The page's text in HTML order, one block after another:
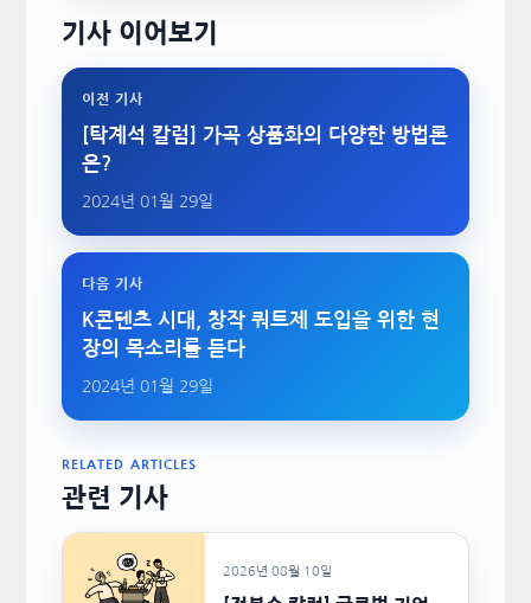
기사 이어보기
이전 기사
[탁계석 칼럼] 가곡 상품화의 다양한 방법론
은?
2024년 01월 29일
다음 기사
K콘텐츠 시대, 창작 쿼트제 도입을 위한 현
장의 목소리를 듣다
2024년 01월 29일
RELATED ARTICLES
관련 기사
2026년 08월 10일